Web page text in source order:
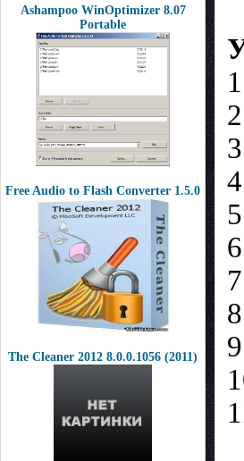
Ashampoo WinOptimizer 8.07
Portable
Free Audio to Flash Converter 1.5.0
The Cleaner 2012 8.0.0.1056 (2011)